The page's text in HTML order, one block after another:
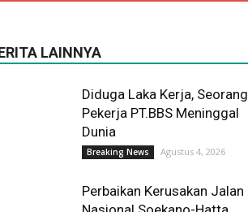
LAINNYA
Diduga Laka Kerja, Seorang
Pekerja PT.BBS Meninggal
Dunia
Breaking News Agustus 4, 2026
Perbaikan Kerusakan Jalan